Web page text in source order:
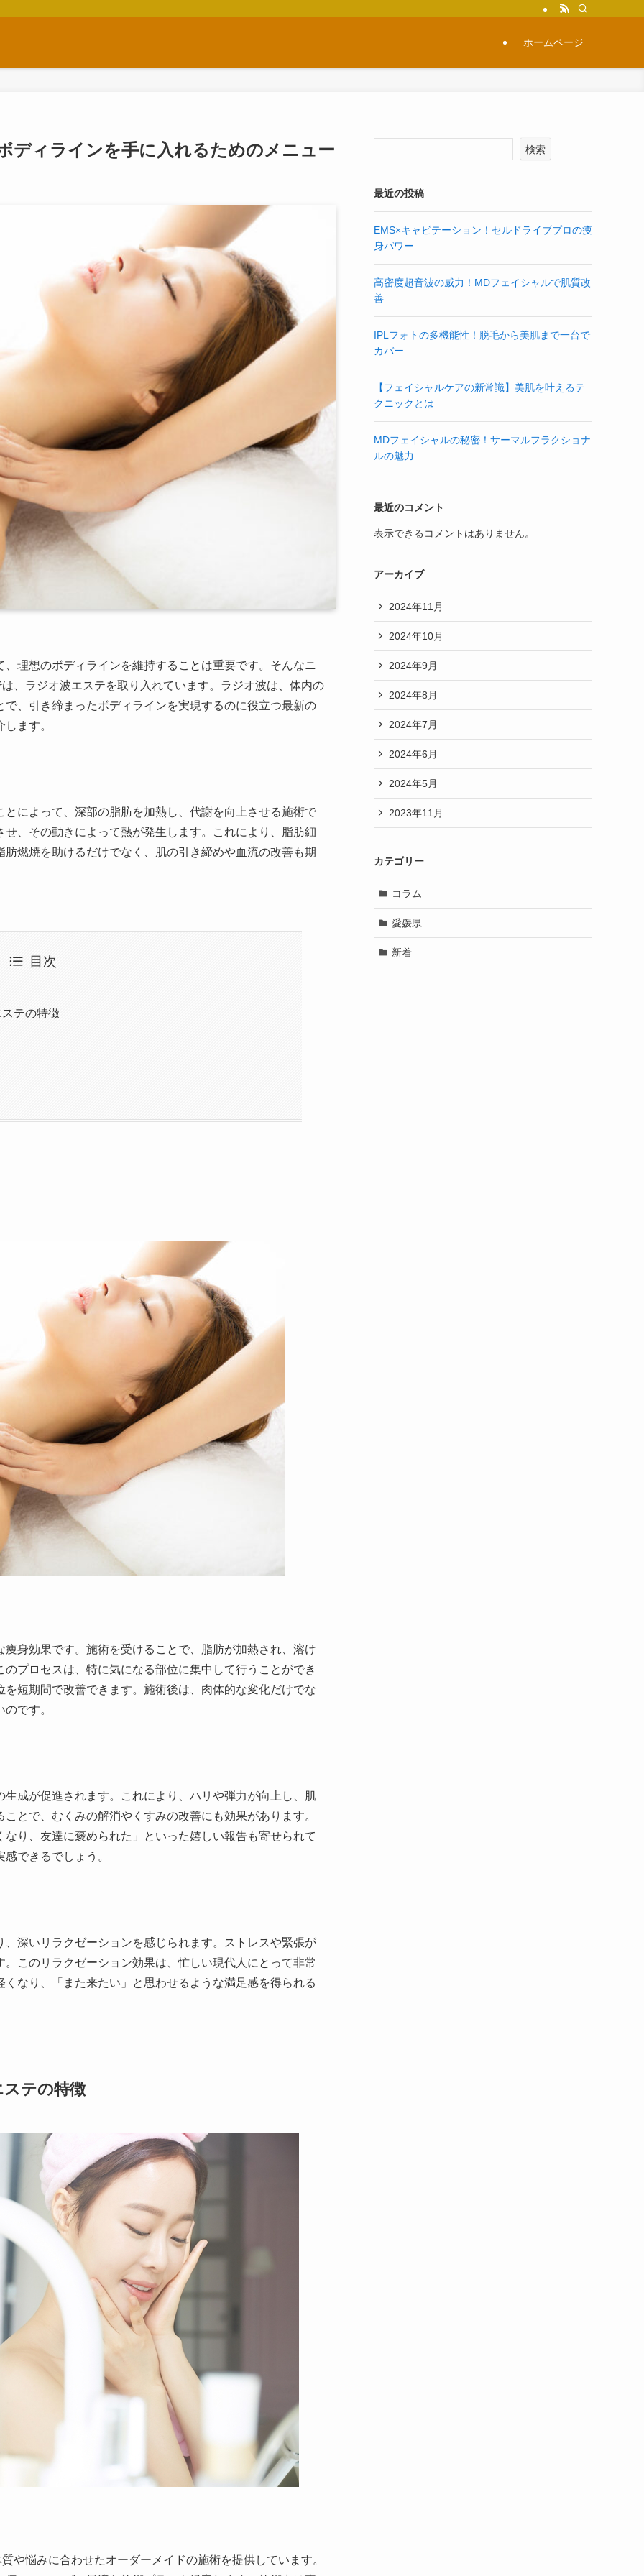
ホームページ
ディラインを手に入れるためのメニュー
理想のボディラインを維持することは重要です。そんなニ
、ラジオ波エステを取り入れています。ラジオ波は、体内の
、引き締まったボディラインを実現するのに役立つ最新の
ます。
によって、深部の脂肪を加熱し、代謝を向上させる施術で
、その動きによって熱が発生します。これにより、脂肪細
燃焼を助けるだけでなく、肌の引き締めや血流の改善も期
目次
テの特徴
身効果です。施術を受けることで、脂肪が加熱され、溶け
プロセスは、特に気になる部位に集中して行うことができ
短期間で改善できます。施術後は、肉体的な変化だけでな
です。
成が促進されます。これにより、ハリや弾力が向上し、肌
とで、むくみの解消やくすみの改善にも効果があります。
り、友達に褒められた」といった嬉しい報告も寄せられて
できるでしょう。
深いリラクゼーションを感じられます。ストレスや緊張が
このリラクゼーション効果は、忙しい現代人にとって非常
なり、「また来たい」と思わせるような満足感を得られる
テの特徴
や悩みに合わせたオーダーメイドの施術を提供しています。
検索
最近の投稿
EMS×キャビテーション！セルドライブプロの痩
身パワー
高密度超音波の威力！MDフェイシャルで肌質改
善
IPLフォトの多機能性！脱毛から美肌まで一台で
カバー
【フェイシャルケアの新常識】美肌を叶えるテ
クニックとは
MDフェイシャルの秘密！サーマルフラクショナ
ルの魅力
最近のコメント
表示できるコメントはありません。
アーカイブ
2024年11月
2024年10月
2024年9月
2024年8月
2024年7月
2024年6月
2024年5月
2023年11月
カテゴリー
コラム
愛媛県
新着